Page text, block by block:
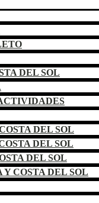
DEL SOL
DEL SOL
DEL SOL
DEL SOL
COSTA DEL SOL